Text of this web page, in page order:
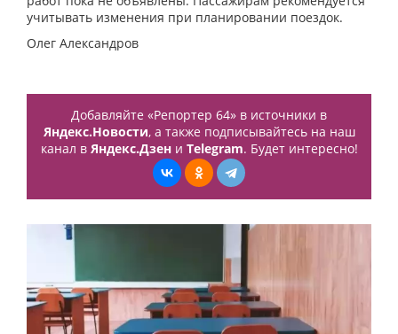
учитывать изменения при планировании поездок.
Олег Александров
Добавляйте «Репортер 64» в источники в
Яндекс.Новости, а также подписывайтесь на наш
канал в Яндекс.Дзени Telegram. Будет интересно!